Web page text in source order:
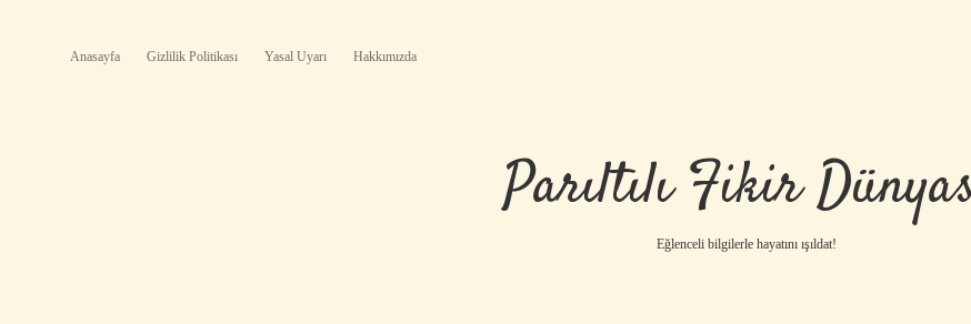
Anasayfa Gizlilik Politikası Yasal Uyarı Hakkımızda
Parıltılı Fikir
Eğlenceli bilgilerle hayatını ışıldat!